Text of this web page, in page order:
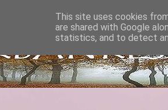
This site uses cookies
are shared with Google
statistics, and to detect